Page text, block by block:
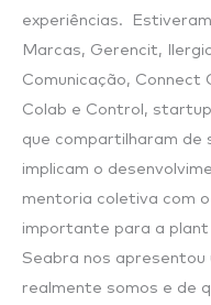
experiências.
Marcas, Gerencit,
Comunicação, Connect
Colab e Control,
que compartilharam de
implicam o
mentoria coletiva com
importante para a plant
Seabra nos apresentou
realmente somos e de